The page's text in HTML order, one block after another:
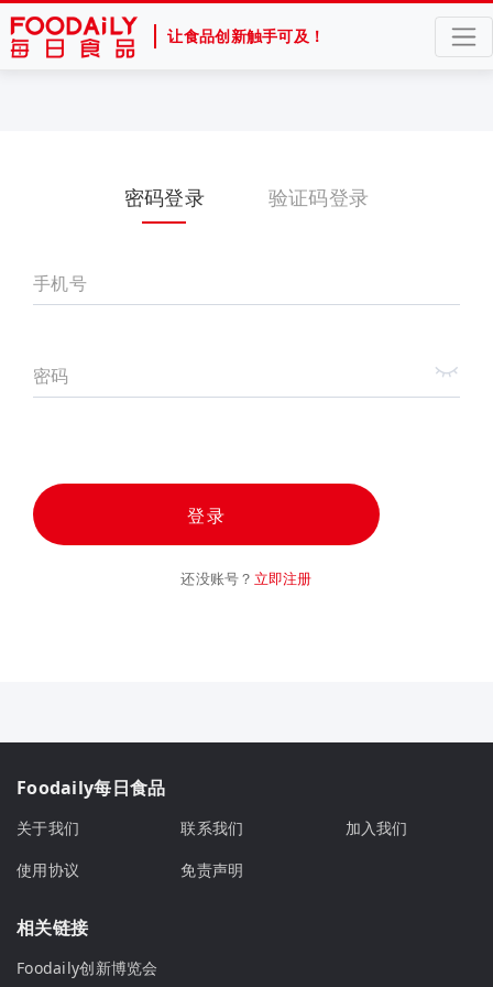
让食品创新触手可及！
密码登录 验证码登录
手机号
密码
登录
还没账号？ 立即注册
Foodaily每日食品
关于我们 联系我们
加入我们
使用协议
免责声明
相关链接
Foodaily创新博览会